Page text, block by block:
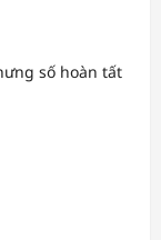
số hoàn tất